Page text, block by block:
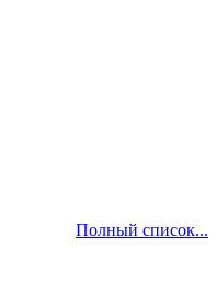
Полный список...